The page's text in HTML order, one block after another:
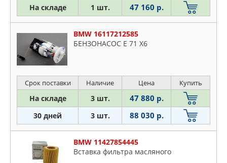
На складе 1 шт. 47 160 р.
BMW 16117212585
БЕНЗОНАСОС E 71 X6
Срок поставки Наличие Цена Купить
На складе 3 шт. 47 880 р.
30 дней 3 шт. 88 030 р.
BMW 11427854445
Вставка фильтра масляного